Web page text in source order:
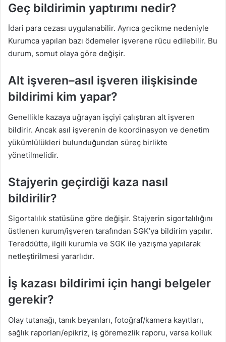
Geç bildirimin yaptırımı nedir?
İdari para cezası uygulanabilir. Ayrıca gecikme nedeniyle
Kurumca yapılan bazı ödemeler işverene rücu edilebilir. Bu
durum, somut olaya göre değişir.
Alt işveren–asıl işveren ilişkisinde
bildirimi kim yapar?
Genellikle kazaya uğrayan işçiyi çalıştıran alt işveren
bildirir. Ancak asıl işverenin de koordinasyon ve denetim
yükümlülükleri bulunduğundan süreç birlikte
yönetilmelidir.
Stajyerin geçirdiği kaza nasıl
bildirilir?
Sigortalılık statüsüne göre değişir. Stajyerin sigortalılığını
üstlenen kurum/işveren tarafından SGK’ya bildirim yapılır.
Tereddütte, ilgili kurumla ve SGK ile yazışma yapılarak
netleştirilmesi yararlıdır.
İş kazası bildirimi için hangi belgeler
gerekir?
Olay tutanağı, tanık beyanları, fotoğraf/kamera kayıtları,
sağlık raporları/epikriz, iş göremezlik raporu, varsa kolluk